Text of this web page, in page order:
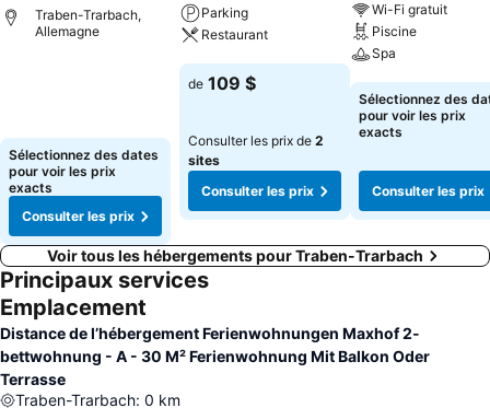
Traben-Trarbach,
Allemagne
Sélectionnez des dates
pour voir les prix
exacts
Consulter les prix
Parking
Restaurant
Consulter les prix
de 109 $
Consulter les prix de 2
sites
Consulter les prix
Wi-Fi gratuit
Piscine
Spa
Consulter les
Sélectionnez des
pour voir les prix
exacts
Consulter les prix
Voir tous les hébergements pour Traben-Trarbach
Principaux services
Emplacement
Distance de l’hébergement Ferienwohnungen Maxhof 2-
bettwohnung - A - 30 M² Ferienwohnung Mit Balkon Oder
Terrasse
Traben-Trarbach: 0 km